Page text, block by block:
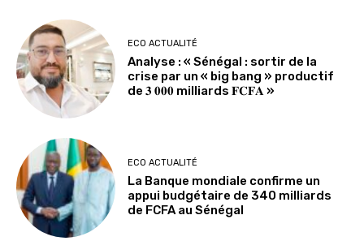
ECO ACTUALITÉ
Analyse : « Sénégal : sortir de la
crise par un « big bang » productif
de 𝟑 𝟎𝟎𝟎 milliards 𝐅𝐂𝐅𝐀 »
ECO ACTUALITÉ
La Banque mondiale confirme un
appui budgétaire de 340 milliards
de FCFA au Sénégal